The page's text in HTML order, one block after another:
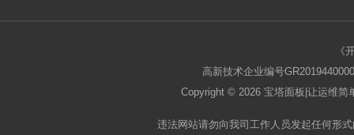
《
高新技术企业编号
Copyright © 2026 宝塔面板 |让运维
违法网站请勿向我司工作人员发起任何形